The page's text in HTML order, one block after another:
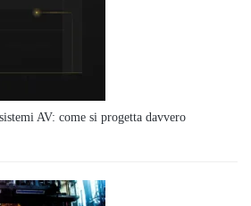
AV: come si progetta davvero